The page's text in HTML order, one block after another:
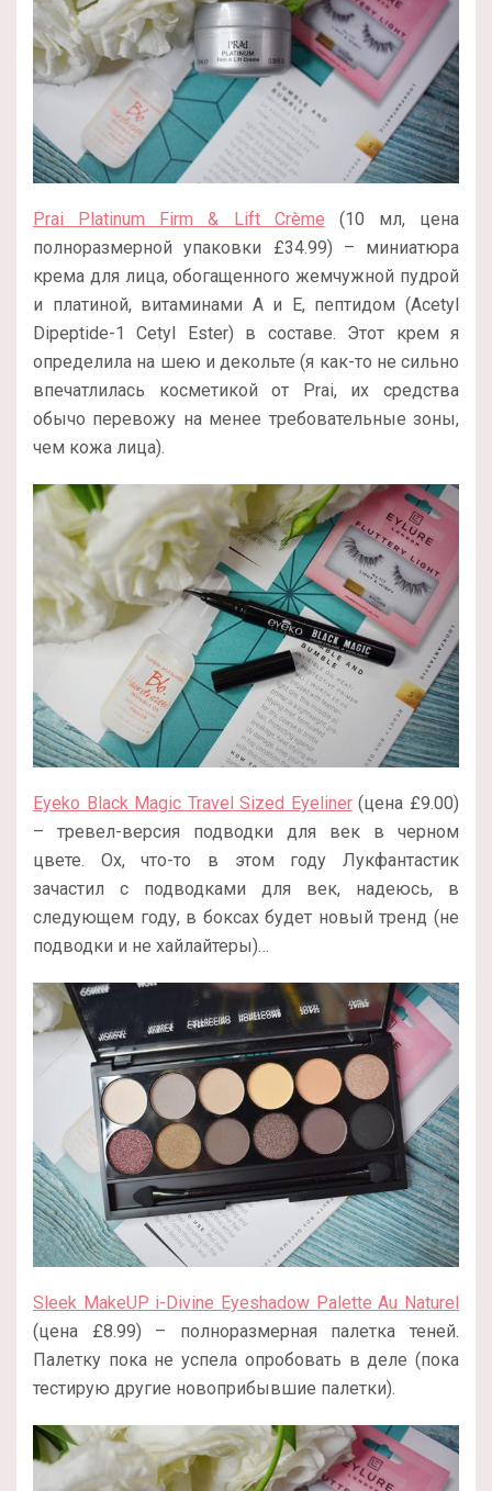
Prai Platinum Firm & Lift Crème (10 мл, цена
полноразмерной упаковки £34.99) – миниатюра
крема для лица, обогащенного жемчужной пудрой
и платиной, витаминами А и Е, пептидом (Acetyl
Dipeptide-1 Cetyl Ester) в составе. Этот крем я
определила на шею и декольте (я как-то не сильно
впечатлилась косметикой от Prai, их средства
обычо перевожу на менее требовательные зоны,
чем кожа лица).
Eyeko Black Magic Travel Sized Eyeliner(цена £9.00)
– тревел-версия подводки для век в черном
цвете. Ох, что-то в этом году Лукфантастик
зачастил с подводками для век, надеюсь, в
следующем году, в боксах будет новый тренд (не
подводки и не хайлайтеры)…
Sleek MakeUP i-Divine Eyeshadow Palette Au Naturel
(цена £8.99) – полноразмерная палетка теней.
Палетку пока не успела опробовать в деле (пока
тестирую другие новоприбывшие палетки).